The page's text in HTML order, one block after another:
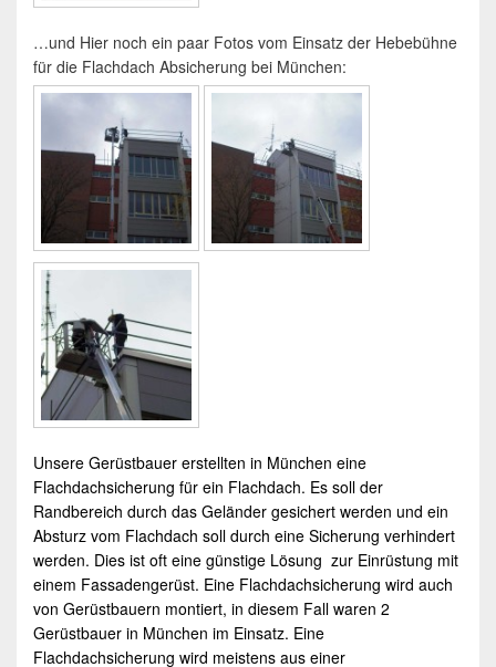
…und Hier noch ein paar Fotos vom Einsatz der Hebebühne
für die Flachdach Absicherung bei München:
Unsere Gerüstbauer erstellten in München eine
Flachdachsicherung für ein Flachdach. Es soll der
Randbereich durch das Geländer gesichert werden und ein
Absturz vom Flachdach soll durch eine Sicherung verhindert
werden. Dies ist oft eine günstige Lösung zur Einrüstung mit
einem Fassadengerüst. Eine Flachdachsicherung wird auch
von Gerüstbauern montiert, in diesem Fall waren 2
Gerüstbauer in München im Einsatz. Eine
Flachdachsicherung wird meistens aus einer